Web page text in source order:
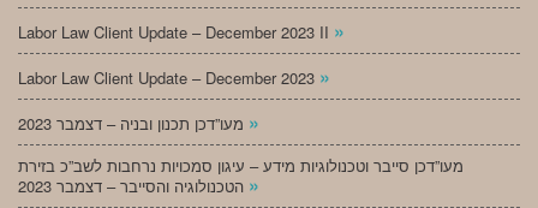
Labor Law Client Update – December 2023 II »
Labor Law Client Update – December 2023 »
»
מעו”דכן סייבר וטכנולוגיות מידע – עיגון סמכויות נרחבות לשב”כ בזירת
»